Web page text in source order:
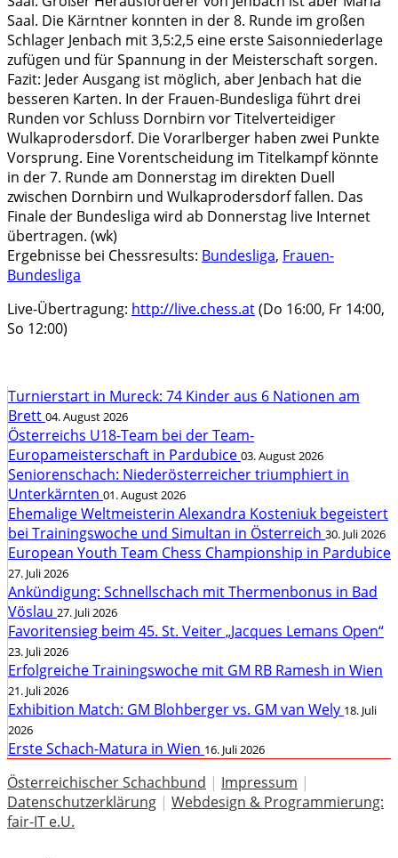
Saal. Die Kärntner konnten in der 8. Runde im großen
Schlager Jenbach mit 3,5:2,5 eine erste Saisonniederlage
zufügen und für Spannung in der Meisterschaft sorgen.
Fazit: Jeder Ausgang ist möglich, aber Jenbach hat die
besseren Karten. In der Frauen-Bundesliga führt drei
Runden vor Schluss Dornbirn vor Titelverteidiger
Wulkaprodersdorf. Die Vorarlberger haben zwei Punkte
Vorsprung. Eine Vorentscheidung im Titelkampf könnte
in der 7. Runde am Donnerstag im direkten Duell
zwischen Dornbirn und Wulkaprodersdorf fallen. Das
Finale der Bundesliga wird ab Donnerstag live Internet
übertragen. (wk)
Ergebnisse bei Chessresults: Bundesliga, Frauen-
Bundesliga
Live-Übertragung: http://live.chess.at(Do 16:00, Fr 14:00,
So 12:00)
Turnierstart in Mureck: 74 Kinder aus 6 Nationen am
Brett 04. August 2026
Österreichs U18-Team bei der Team-
Europameisterschaft in Pardubice 03. August 2026
Seniorenschach: Niederösterreicher triumphiert in
Unterkärnten 01. August 2026
Ehemalige Weltmeisterin Alexandra Kosteniuk begeistert
bei Trainingswoche und Simultan in Österreich 30. Juli 2026
European Youth Team Chess Championship in Pardubice
27. Juli 2026
Ankündigung: Schnellschach mit Thermenbonus in Bad
Vöslau 27. Juli 2026
Favoritensieg beim 45. St. Veiter „Jacques Lemans Open“
23. Juli 2026
Erfolgreiche Trainingswoche mit GM RB Ramesh in Wien
21. Juli 2026
Exhibition Match: GM Blohberger vs. GM van Wely 18. Juli
2026
Erste Schach-Matura in Wien 16. Juli 2026
Österreichischer Schachbund | Impressum |
Datenschutzerklärung | Webdesign & Programmierung:
fair-IT e.U.